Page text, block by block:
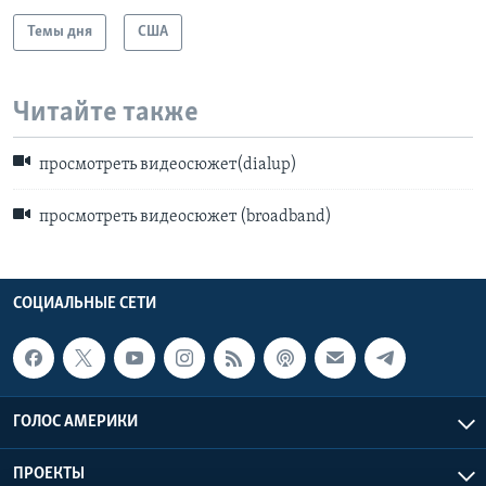
Темы дня США
Читайте также
просмотреть видеосюжет(dialup)
просмотреть видеосюжет (broadband)
СОЦИАЛЬНЫЕ СЕТИ
ГОЛОС АМЕРИКИ
ПРОЕКТЫ